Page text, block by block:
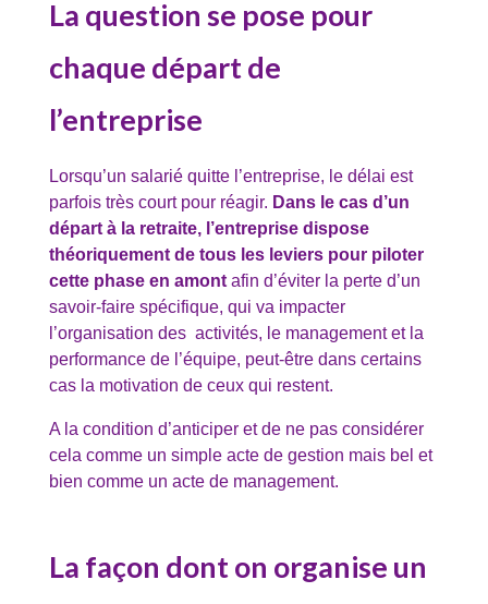
La question se pose pour
chaque départ de
l’entreprise
Lorsqu’un salarié quitte l’entreprise, le délai est
parfois très court pour réagir. Dans le cas d’un
départ à la retraite, l’entreprise dispose
théoriquement de tous les leviers pour piloter
cette phase en amont afin d’éviter la perte d’un
savoir-faire spécifique, qui va impacter
l’organisation des activités, le management et la
performance de l’équipe, peut-être dans certains
cas la motivation de ceux qui restent.
A la condition d’anticiper et de ne pas considérer
cela comme un simple acte de gestion mais bel et
bien comme un acte de management.
La façon dont on organise un